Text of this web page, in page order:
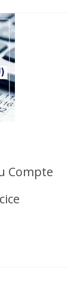
Compte